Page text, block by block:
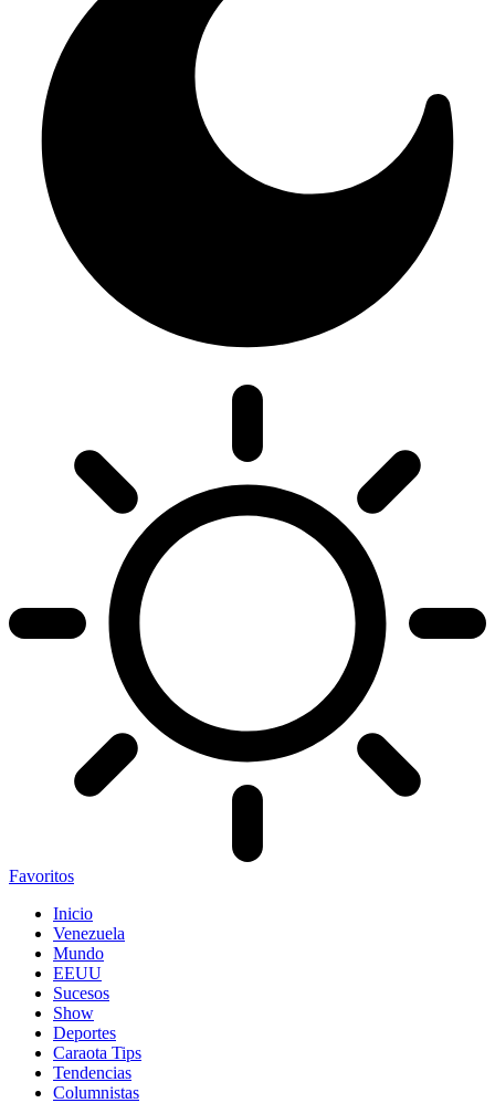
Favoritos
Inicio
Venezuela
Mundo
EEUU
Sucesos
Show
Deportes
Caraota Tips
Tendencias
Columnistas